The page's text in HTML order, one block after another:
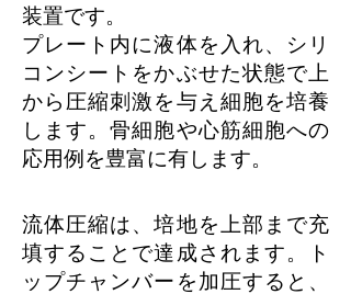
装置です。
プレート内に液体を入れ、シリ
コンシートをかぶせた状態で上
から圧縮刺激を与え細胞を培養
します。骨細胞や心筋細胞への
応用例を豊富に有します。
流体圧縮は、培地を上部まで充
填することで達成されます。ト
ップチャンバーを加圧すると、